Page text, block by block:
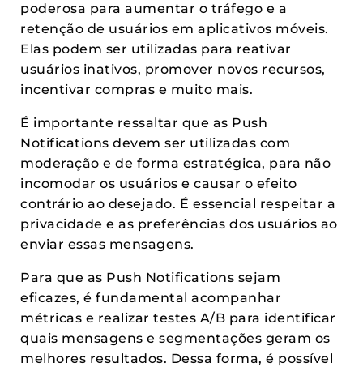
poderosa para aumentar o tráfego e a
retenção de usuários em aplicativos móveis.
Elas podem ser utilizadas para reativar
usuários inativos, promover novos recursos,
incentivar compras e muito mais.
É importante ressaltar que as Push
Notifications devem ser utilizadas com
moderação e de forma estratégica, para não
incomodar os usuários e causar o efeito
contrário ao desejado. É essencial respeitar a
privacidade e as preferências dos usuários ao
enviar essas mensagens.
Para que as Push Notifications sejam
eficazes, é fundamental acompanhar
métricas e realizar testes A/B para identificar
quais mensagens e segmentações geram os
melhores resultados. Dessa forma, é possível